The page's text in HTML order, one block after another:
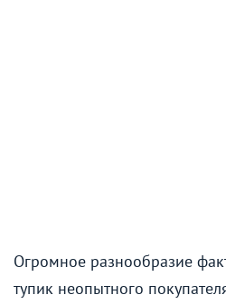
Огромное разнообразие
тупик неопытного